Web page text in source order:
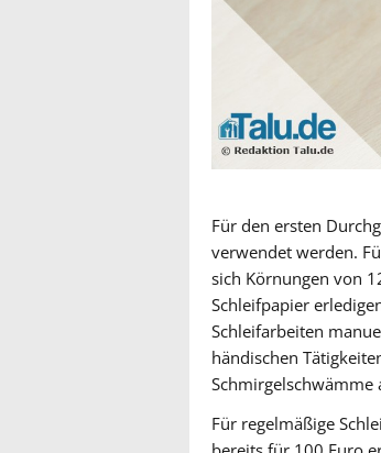
Für den ersten
verwendet werden.
sich Körnungen von
Schleifpapier
Schleifarbeiten
händischen
Schmirgelschwämme
Für regelmäßige